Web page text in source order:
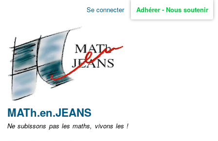
Aller
non
identifié
Se connecter Adhérer - Nous soutenir
MATh.en.JEANS
Ne subissons pas les maths, vivons les !